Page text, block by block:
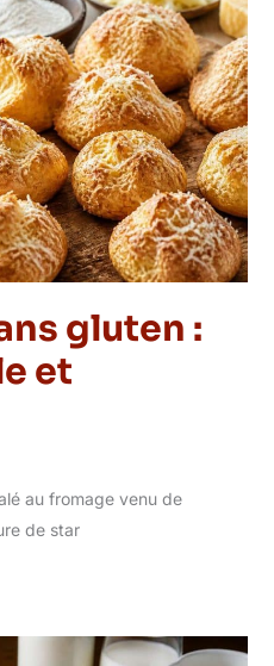
gluten :
et
au fromage venu de
de star